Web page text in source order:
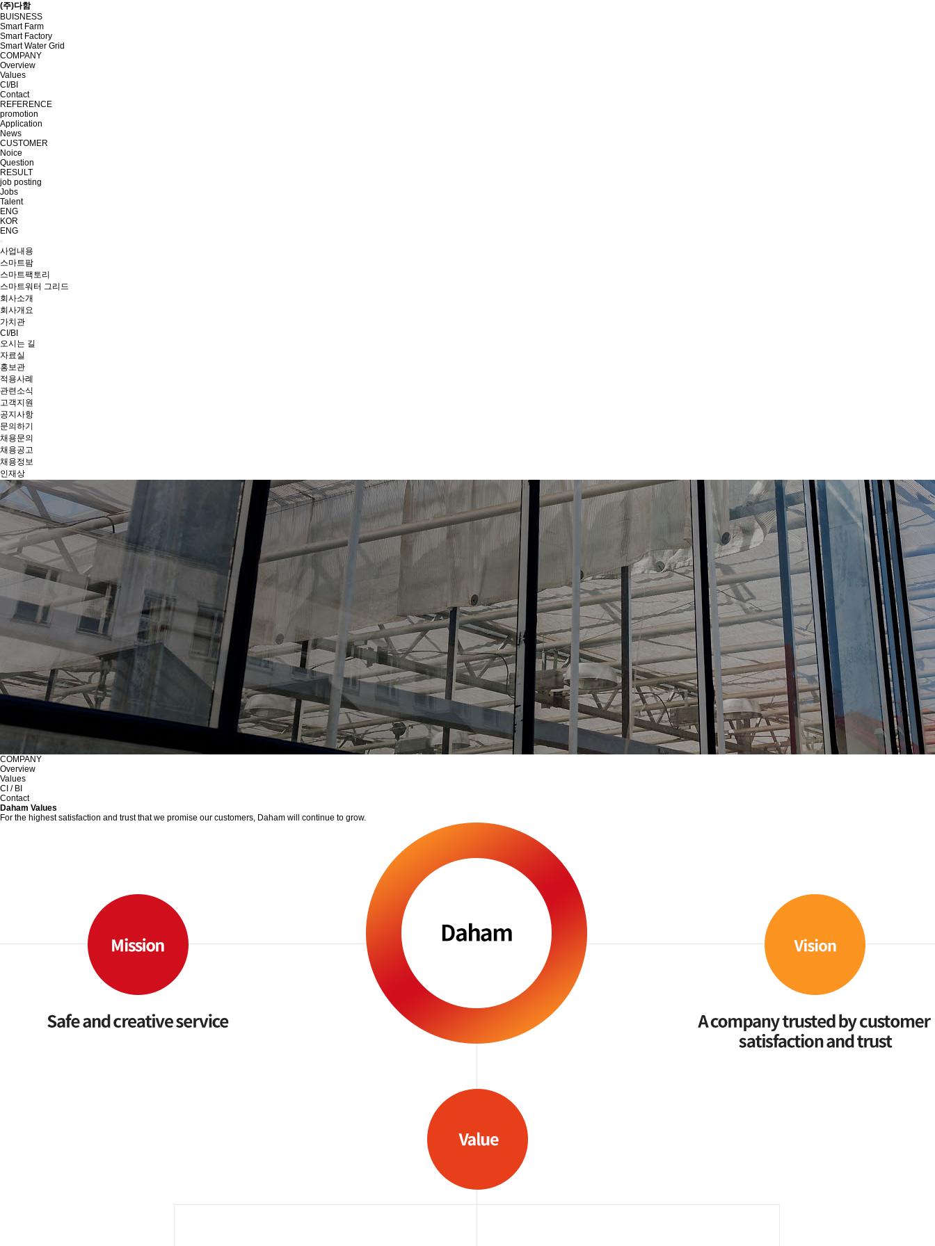
(주)다함
BUISNESS
Smart Farm
Smart Factory
Smart Water Grid
COMPANY
Overview
Values
CI/BI
Contact
REFERENCE
promotion
Application
News
CUSTOMER
Noice
Question
RESULT
job posting
Jobs
Talent
ENG
KOR
ENG
사업내용
스마트팜
스마트팩토리
스마트워터 그리드
회사소개
회사개요
가치관
CI/BI
오시는 길
자료실
홍보관
적용사례
관련소식
고객지원
공지사항
문의하기
채용문의
채용공고
채용정보
인재상
COMPANY
Overview
Values
CI / BI
Contact
Daham Values
For the highest satisfaction and trust that we promise our customers, Daham will continue to grow.